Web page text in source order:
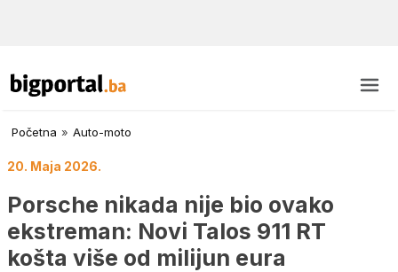
Početna » Auto-moto
20. Maja 2026.
Porsche nikada nije bio ovako
ekstreman: Novi Talos 911 RT
košta više od milijun eura